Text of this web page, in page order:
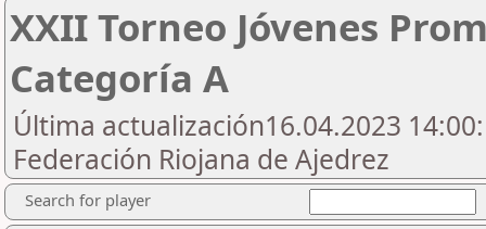
XXII Torneo Jóvenes
Categoría A
Última actualización16.04.2023
Federación Riojana de Ajedrez
Search for player